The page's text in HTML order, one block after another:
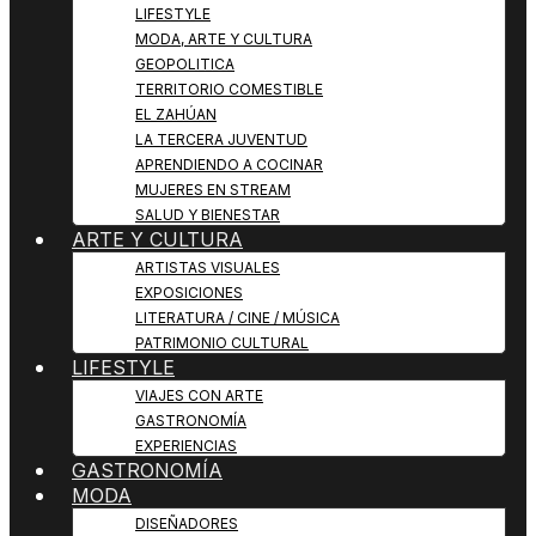
LIFESTYLE
MODA, ARTE Y CULTURA
GEOPOLITICA
TERRITORIO COMESTIBLE
EL ZAHÚAN
LA TERCERA JUVENTUD
APRENDIENDO A COCINAR
MUJERES EN STREAM
SALUD Y BIENESTAR
ARTE Y CULTURA
ARTISTAS VISUALES
EXPOSICIONES
LITERATURA / CINE / MÚSICA
PATRIMONIO CULTURAL
LIFESTYLE
VIAJES CON ARTE
GASTRONOMÍA
EXPERIENCIAS
GASTRONOMÍA
MODA
DISEÑADORES